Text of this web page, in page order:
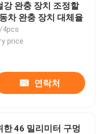
강 완충 장치 조정할
차 완충 장치 대체율
4pcs
price
연락처
한 46 밀리미터 구멍